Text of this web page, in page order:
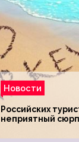
Новости
Российских
неприятный